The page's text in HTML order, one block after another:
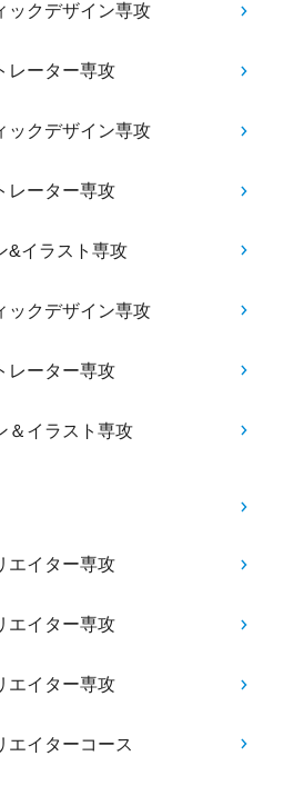
ックデザイン専攻
レーター専攻
ックデザイン専攻
レーター専攻
&イラスト専攻
ックデザイン専攻
レーター専攻
＆イラスト専攻
エイター専攻
エイター専攻
エイター専攻
エイターコース